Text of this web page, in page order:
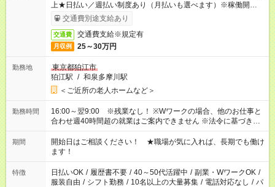
上★日払い／週払い制度あり（月払いも選べます）※稼働開始時
は手続き完了次第のお支払いとなります。
交通費別途支給あり
交通費 交通費支給※規定有
月収例 25～30万円
勤務地
東京都狛江市
狛江駅 / 和泉多摩川駅
＜ご近所の老人ホームなど＞
勤務時間
16:00～翌9:00 ※残業なし！ ※Wワークの場合、他のお仕事と
合わせ週40時間超の就業はご案内できません ※法令に基づき、
週20時間以上勤務は社会保険への加入対象となります ※労働者
派遣法（日雇い派遣の原則禁止）により、短時間・短期間の就
業はご案内が難しい場合があります
期間
開始日はご相談ください！ ★職場が気に入れば、長期でも働け
ます！
特徴 日払いOK / 履歴書不要 / 40～50代活躍中 / 副業・WワークOK /
服装自由 / シフト勤務 / 10名以上の大量募集 / 電話対応なし / パ